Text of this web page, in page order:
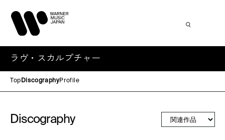
ラヴ・スカルプチャー
Top DiscographyProfile
Discography